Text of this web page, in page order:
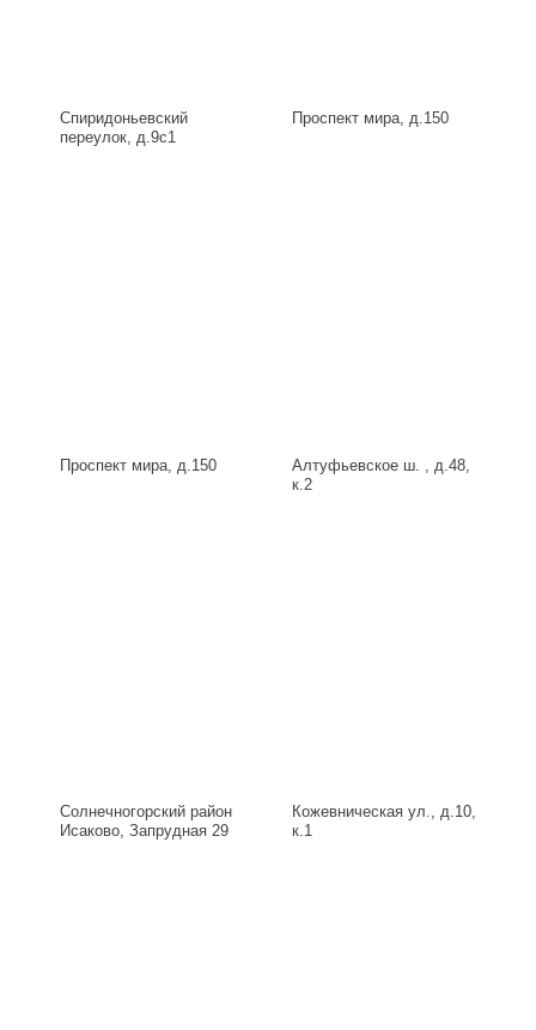
Спиридоньевский
переулок, д.9с1
Проспект мира, д.150
Проспект мира, д.150
Алтуфьевское ш. , д.48,
к.2
Солнечногорский район
Исаково, Запрудная 29
Кожевническая ул., д.10,
к.1